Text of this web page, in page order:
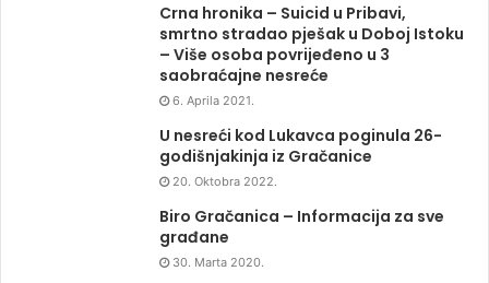
Crna hronika – Suicid u Pribavi,
smrtno stradao pješak u Doboj Istoku
– Više osoba povrijeđeno u 3
saobraćajne nesreće
6. Aprila 2021.
U nesreći kod Lukavca poginula 26-
godišnjakinja iz Gračanice
20. Oktobra 2022.
Biro Gračanica – Informacija za sve
građane
30. Marta 2020.